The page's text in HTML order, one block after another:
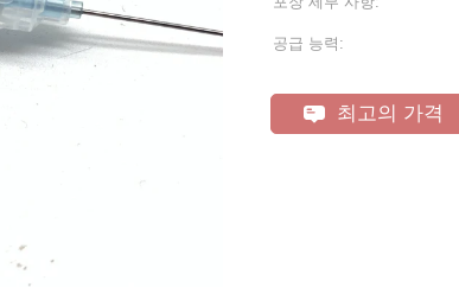
공급 능력:
최고의 가격